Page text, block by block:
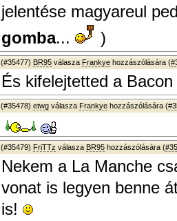
jelentése magyareul
gomba... )
(#35477) BR95 válasza Frankye hozzászólására (
És kifelejtetted a
(#35478) etwg válasza Frankye hozzászólására (
(#35479) FriTTz válasza BR95 hozzászólására (
Nekem a La Manche
vonat is legyen benne
is!